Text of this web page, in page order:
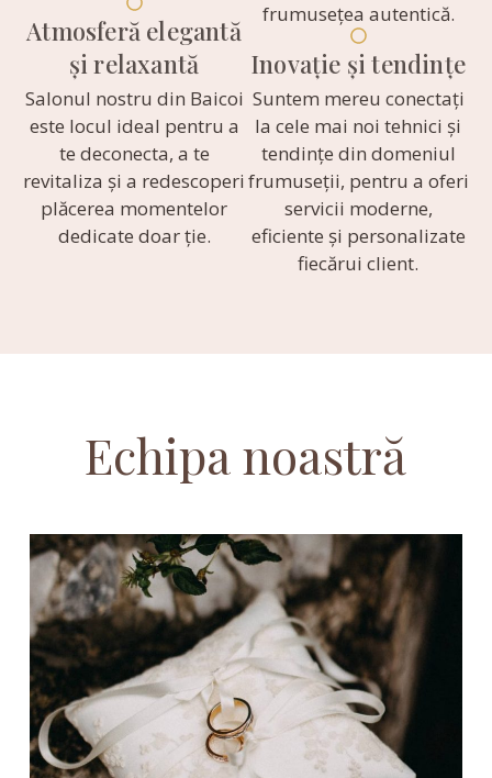
Atmosferă elegantă
și relaxantă
Salonul nostru din Baicoi
este locul ideal pentru a
te deconecta, a te
revitaliza și a redescoperi
plăcerea momentelor
dedicate doar ție.
frumusețea autentică.
Inovație și tendințe
Suntem mereu conectați
la cele mai noi tehnici și
tendințe din domeniul
frumuseții, pentru a oferi
servicii moderne,
eficiente și personalizate
fiecărui client.
Echipa noastră